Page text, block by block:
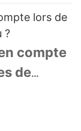
lors de
?
compte
de